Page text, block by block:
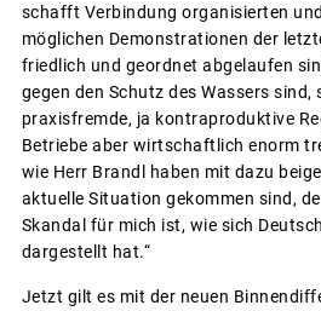
schafft Verbindung organisierten
möglichen Demonstrationen der
friedlich und geordnet abgelaufen
gegen den Schutz des Wassers sind,
praxisfremde, ja kontraproduktive
Betriebe aber wirtschaftlich enorm
wie Herr Brandl haben mit dazu
aktuelle Situation gekommen sind,
Skandal für mich ist, wie sich
dargestellt hat.“
Jetzt gilt es mit der neuen